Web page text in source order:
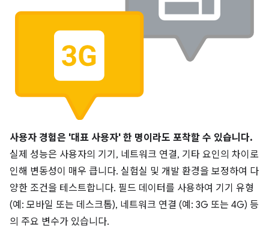
사용자 경험은 '대표 사용자' 한 명이라도 포착할 수 있습니다.
실제 성능은 사용자의 기기, 네트워크 연결, 기타 요인의 차이로
인해 변동성이 매우 큽니다. 실험실 및 개발 환경을 보정하여 다
양한 조건을 테스트합니다. 필드 데이터를 사용하여 기기 유형
(예: 모바일 또는 데스크톱), 네트워크 연결 (예: 3G 또는 4G) 등
의 주요 변수가 있습니다.